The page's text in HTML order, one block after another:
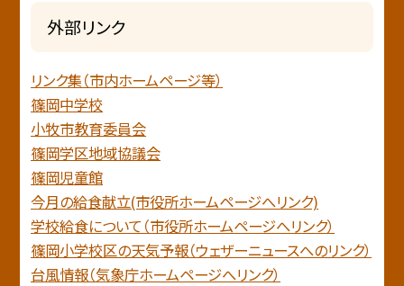
外部リンク
リンク集（市内ホームページ等）
篠岡中学校
小牧市教育委員会
篠岡学区地域協議会
篠岡児童館
今月の給食献立(市役所ホームページへリンク)
学校給食について（市役所ホームページへリンク）
篠岡小学校区の天気予報（ウェザーニュースへのリンク）
台風情報（気象庁ホームページへリンク）